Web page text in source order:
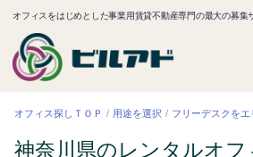
オフィスをはじめとした事業用賃貸不動産専門の最大の募集
オフィス探しＴＯＰ 用途を選択 フリーデスクを
神奈川県のレンタルオ